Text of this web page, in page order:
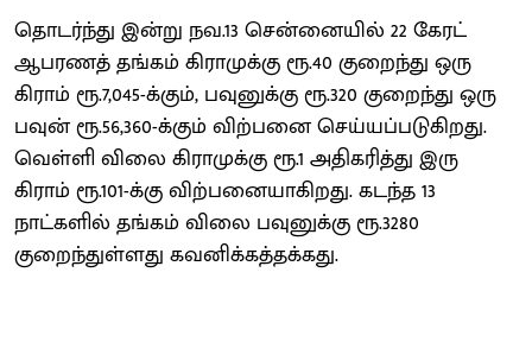
தொடர்ந்து இன்று நவ.13 சென்னையில் 22 கேரட்
ஆபரணத் தங்கம் கிராமுக்கு ரூ.40 குறைந்து ஒரு
கிராம் ரூ.7,045-க்கும், பவுனுக்கு ரூ.320 குறைந்து ஒரு
பவுன் ரூ.56,360-க்கும் விற்பனை செய்யப்படுகிறது.
வெள்ளி விலை கிராமுக்கு ரூ.1 அதிகரித்து இரு
கிராம் ரூ.101-க்கு விற்பனையாகிறது. கடந்த 13
நாட்களில் தங்கம் விலை பவுனுக்கு ரூ.3280
குறைந்துள்ளது கவனிக்கத்தக்கது.